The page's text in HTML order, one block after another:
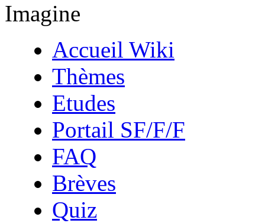
Imagine
Accueil Wiki
Thèmes
Etudes
Portail SF/F/F
FAQ
Brèves
Quiz